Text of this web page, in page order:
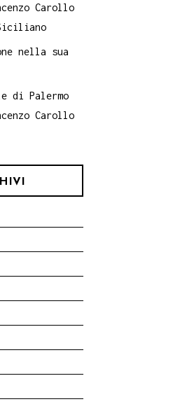
Carollo
nella sua
di Palermo
Carollo